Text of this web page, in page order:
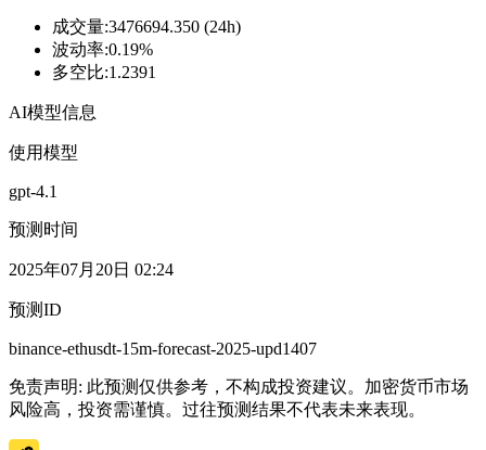
成交量:3476694.350 (24h)
波动率:0.19%
多空比:1.2391
AI模型信息
使用模型
gpt-4.1
预测时间
2025年07月20日 02:24
预测ID
binance-ethusdt-15m-forecast-2025-upd1407
免责声明: 此预测仅供参考，不构成投资建议。加密货币市场
风险高，投资需谨慎。过往预测结果不代表未来表现。